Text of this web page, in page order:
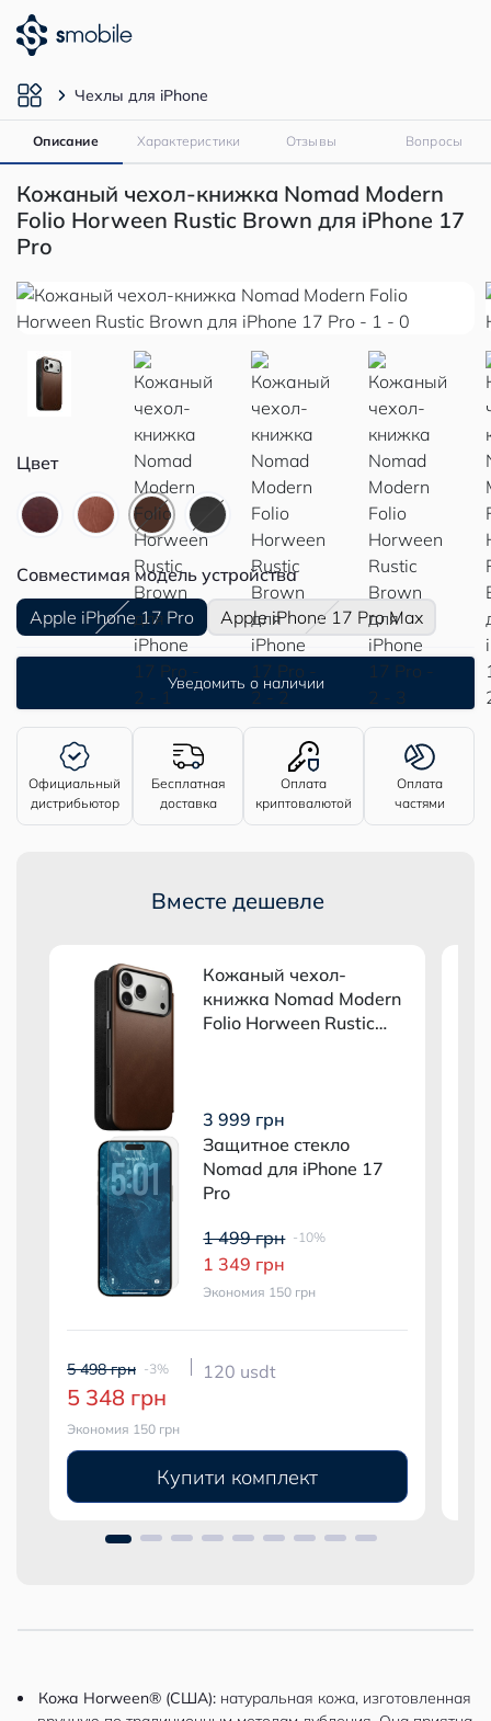
Чехлы для iPhone
Описание Характеристики Отзывы Вопросы
Кожаный чехол-книжка Nomad Modern
Folio Horween Rustic Brown для iPhone 17
Pro
Цвет
Совместимая модель устройства
Apple iPhone 17 Pro
Apple iPhone 17 Pro Max
Уведомить о наличии
Официальный
дистрибьютор
Бесплатная
доставка
Оплата
криптовалютой
Оплата
частями
Вместе дешевле
Кожаный чехол-
книжка Nomad Modern
Folio Horween Rustic
3 999 грн
Защитное стекло
Nomad для iPhone 17
Pro
1 499 грн -10%
1 349 грн
Экономия 150 грн
5 498 грн -3%
5 348 грн
Экономия 150 грн
120 usdt
Купити комплект
Кожа Horween® (США): натуральная кожа, изготовленная